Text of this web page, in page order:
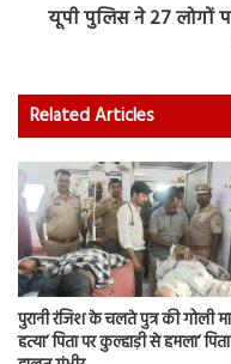
यूपी पुलिस ने 27 लोगों
Related Articles
पुरानी रंजिश के चलते पुत्र की गोली
हत्या’ पिता पर कुल्हाड़ी से हमला’